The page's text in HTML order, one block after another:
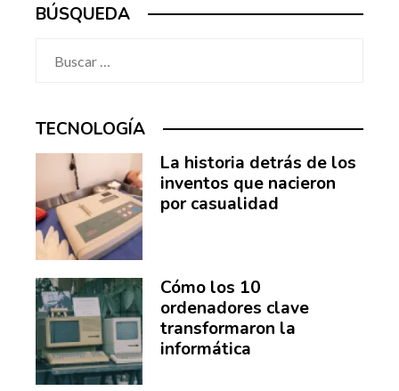
BÚSQUEDA
TECNOLOGÍA
La historia detrás de los
inventos que nacieron
por casualidad
Cómo los 10
ordenadores clave
transformaron la
informática